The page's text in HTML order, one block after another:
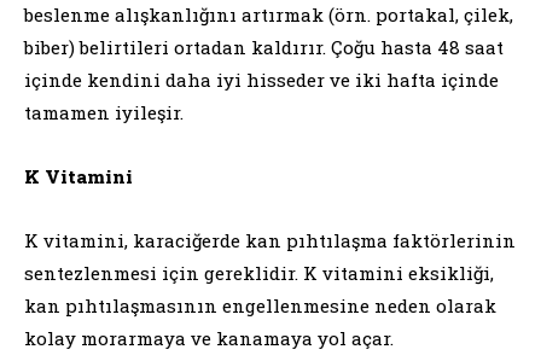
beslenme alışkanlığını artırmak (örn. portakal, çilek,
biber) belirtileri ortadan kaldırır. Çoğu hasta 48 saat
içinde kendini daha iyi hisseder ve iki hafta içinde
tamamen iyileşir.
K Vitamini
K vitamini, karaciğerde kan pıhtılaşma faktörlerinin
sentezlenmesi için gereklidir. K vitamini eksikliği,
kan pıhtılaşmasının engellenmesine neden olarak
kolay morarmaya ve kanamaya yol açar.